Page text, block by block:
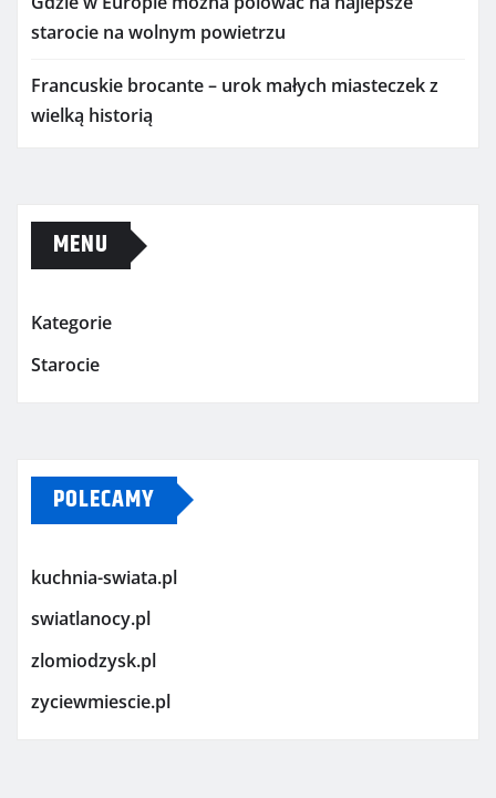
starocie na wolnym powietrzu
Francuskie brocante – urok małych miasteczek z
wielką historią
MENU
Kategorie
Starocie
POLECAMY
kuchnia-swiata.pl
swiatlanocy.pl
zlomiodzysk.pl
zyciewmiescie.pl